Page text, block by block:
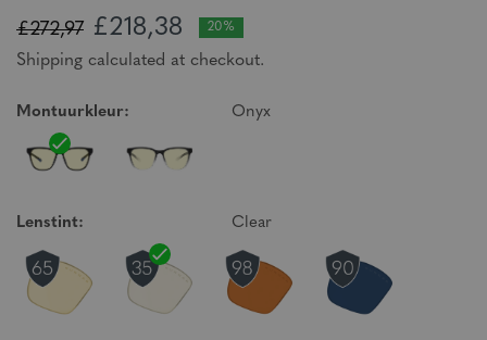
£272,97 £218,38 20%
Shipping calculated at checkout.
Montuurkleur: Onyx
Lenstint: Clear